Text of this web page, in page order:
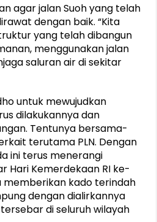
agar jalan Suoh yang telah
dengan baik. “Kita
yang telah dibangun
menggunakan jalan
saluran air di sekitar
untuk mewujudkan
dilakukannya dan
Tentunya bersama-
terutama PLN. Dengan
ini terus menerangi
Hari Kemerdekaan RI ke-
memberikan kado terindah
dengan dialirkannya
di seluruh wilayah